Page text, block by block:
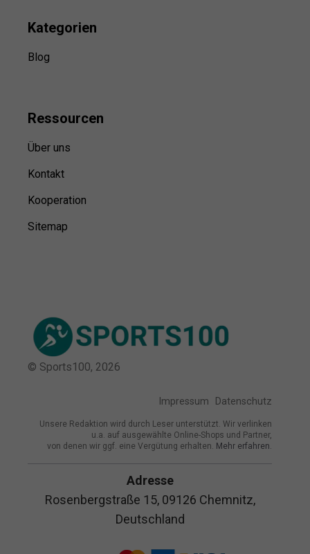
Kategorien
Blog
Ressourcen
Über uns
Kontakt
Kooperation
Sitemap
© Sports100, 2026
Impressum Datenschutz
Unsere Redaktion wird durch Leser unterstützt. Wir verlinken
u.a. auf ausgewählte Online-Shops und Partner,
von denen wir ggf. eine Vergütung erhalten. Mehr erfahren.
Adresse
Rosenbergstraße 15, 09126 Chemnitz,
Deutschland